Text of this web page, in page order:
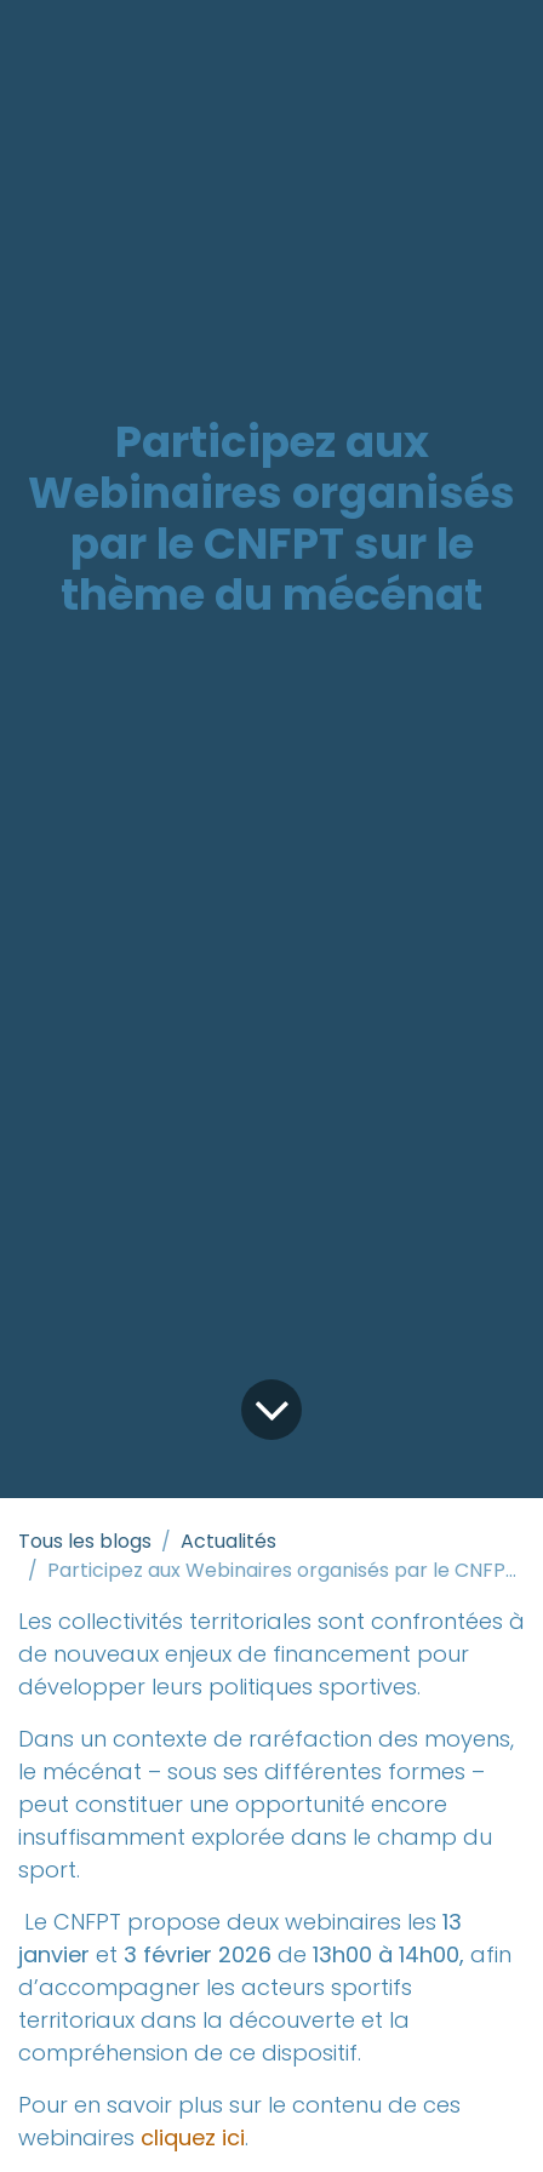
Participez aux
Webinaires organisés
par le CNFPT sur le
thème du mécénat
Tous les blogs
Actualités
Participez aux Webinaires organisés par le CNFPT sur le thème du mécénat
Les collectivités territoriales sont confrontées à
de nouveaux enjeux de financement pour
développer leurs politiques sportives.
Dans un contexte de raréfaction des moyens,
le mécénat – sous ses différentes formes –
peut constituer une opportunité encore
insuffisamment explorée dans le champ du
sport.
Le CNFPT propose deux webinaires les 13
janvier et 3 février 2026 de 13h00 à 14h00, afin
d’accompagner les acteurs sportifs
territoriaux dans la découverte et la
compréhension de ce dispositif.
Pour en savoir plus sur le contenu de ces
webinaires cliquez ici.